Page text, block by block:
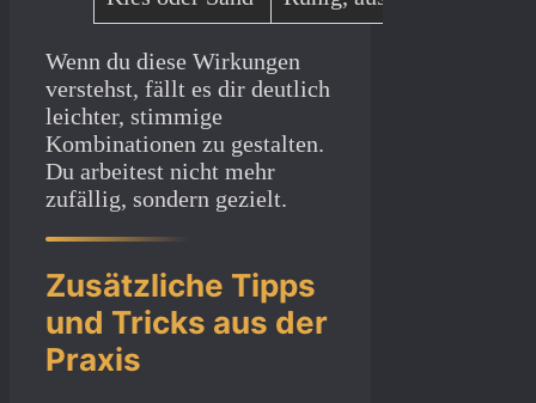
Wenn du diese Wirkungen
verstehst, fällt es dir deutlich
leichter, stimmige
Kombinationen zu gestalten.
Du arbeitest nicht mehr
zufällig, sondern gezielt.
Zusätzliche Tipps
und Tricks aus der
Praxis